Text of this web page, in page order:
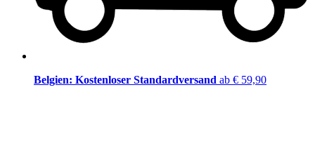
Belgien: Kostenloser Standardversand ab € 59,90